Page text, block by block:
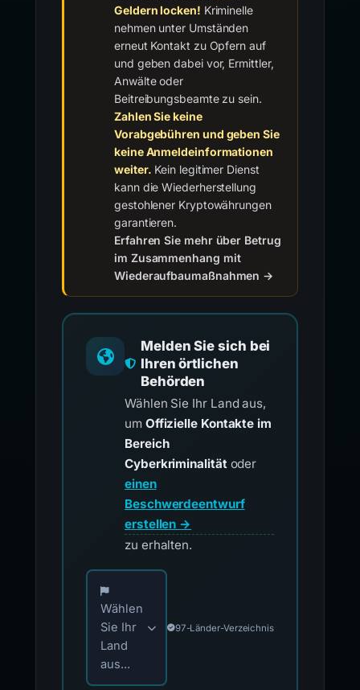
Geldern locken! Kriminelle
nehmen unter Umständen
erneut Kontakt zu Opfern auf
und geben dabei vor, Ermittler,
Anwälte oder
Beitreibungsbeamte zu sein.
Zahlen Sie keine
Vorabgebühren und geben Sie
keine Anmeldeinformationen
weiter. Kein legitimer Dienst
kann die Wiederherstellung
gestohlener Kryptowährungen
garantieren.
Erfahren Sie mehr über Betrug
im Zusammenhang mit
Wiederaufbaumaßnahmen →
Melden Sie sich bei
Ihren örtlichen
Behörden
Wählen Sie Ihr Land aus,
um Offizielle Kontakte im
Bereich
Cyberkriminalitätoder
einen
Beschwerdeentwurf
erstellen →
zu erhalten.
Wählen Sie Ihr Land für offizielle
Wählen
Sie Ihr
Land
aus...
97-Länder-Verzeichnis